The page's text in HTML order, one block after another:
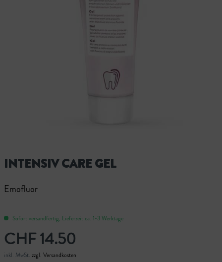
INTENSIV CARE GEL
Emofluor
Sofort versandfertig, Lieferzeit ca. 1-3 Werktage
CHF 14.50
inkl. MwSt. zzgl. Versandkosten